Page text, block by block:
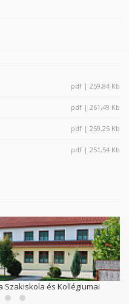
pdf | 259,84 Kb
pdf | 261,49 Kb
pdf | 259,25 Kb
pdf | 251,54 Kb
Szakiskola és Kollégiumai